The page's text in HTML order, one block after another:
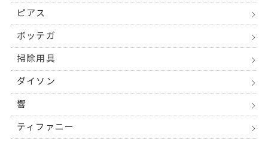
ピアス
ボッテガ
掃除用具
ダイソン
響
ティファニー